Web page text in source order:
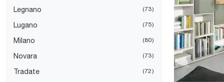
Legnano 73
Lugano 75
Milano 80
Novara 73
Tradate 72